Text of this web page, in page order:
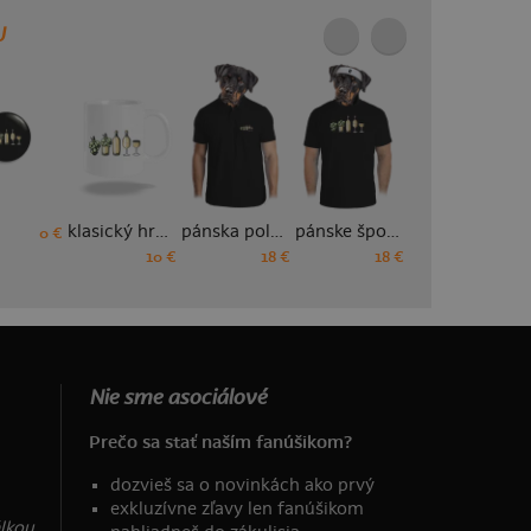
0 € klasický hrnček
10 €
pánska polokošeľa
18 €
pánske športové tričko
18 €
Nie sme asociálové
Prečo sa stať naším fanúšikom?
dozvieš sa o novinkách ako prvý
exkluzívne zľavy len fanúšikom